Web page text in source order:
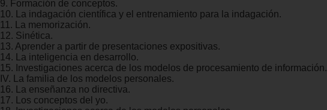
9. Formación de conceptos.
10. La indagación científica y el entrenamiento para la indagación.
11. La memorización.
12. Sinética.
13. Aprender a partir de presentaciones expositivas.
14. La inteligencia en desarrollo.
15. Investigaciones acerca de los modelos de procesamiento de información.
IV. La familia de los modelos personales.
16. La enseñanza no directiva.
17. Los conceptos del yo.